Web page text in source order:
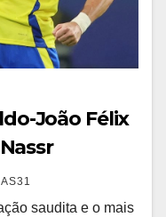
João Félix
saudita e o mais